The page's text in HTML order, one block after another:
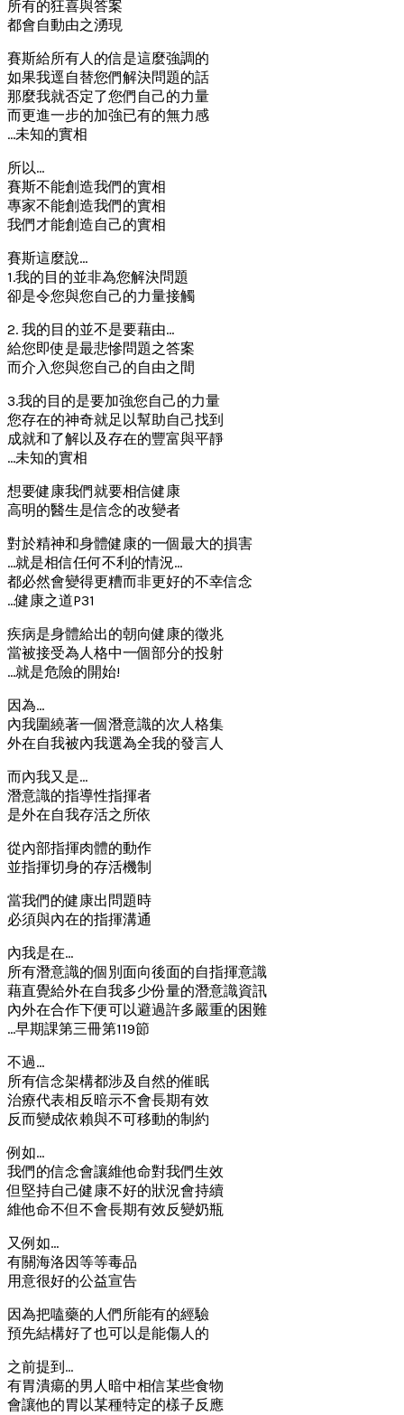
所有的狂喜與答案
都會自動由之湧現
賽斯給所有人的信是這麼強調的
如果我逕自替您們解決問題的話
那麼我就否定了您們自己的力量
而更進一步的加強已有的無力感
…未知的實相
所以…
賽斯不能創造我們的實相
專家不能創造我們的實相
我們才能創造自己的實相
賽斯這麼說…
1.我的目的並非為您解決問題
卻是令您與您自己的力量接觸
2. 我的目的並不是要藉由…
給您即使是最悲慘問題之答案
而介入您與您自己的自由之間
3.我的目的是要加強您自己的力量
您存在的神奇就足以幫助自己找到
成就和了解以及存在的豐富與平靜
…未知的實相
想要健康我們就要相信健康
高明的醫生是信念的改變者
對於精神和身體健康的一個最大的損害
…就是相信任何不利的情況…
都必然會變得更糟而非更好的不幸信念
…健康之道P31
疾病是身體給出的朝向健康的徵兆
當被接受為人格中一個部分的投射
…就是危險的開始!
因為…
內我圍繞著一個潛意識的次人格集
外在自我被內我選為全我的發言人
而內我又是…
潛意識的指導性指揮者
是外在自我存活之所依
從內部指揮肉體的動作
並指揮切身的存活機制
當我們的健康出問題時
必須與內在的指揮溝通
內我是在…
所有潛意識的個別面向後面的自指揮意識
藉直覺給外在自我多少份量的潛意識資訊
內外在合作下便可以避過許多嚴重的困難
…早期課第三冊第119節
不過…
所有信念架構都涉及自然的催眠
治療代表相反暗示不會長期有效
反而變成依賴與不可移動的制約
例如…
我們的信念會讓維他命對我們生效
但堅持自己健康不好的狀況會持續
維他命不但不會長期有效反變奶瓶
又例如…
有關海洛因等等毒品
用意很好的公益宣告
因為把嗑藥的人們所能有的經驗
預先結構好了也可以是能傷人的
之前提到…
有胃潰瘍的男人暗中相信某些食物
會讓他的胃以某種特定的樣子反應